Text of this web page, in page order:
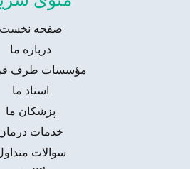
صفحه نخست
درباره ما
مؤسسات طرف
اسناد ما
پزشکان ما
خدمات
سوالات